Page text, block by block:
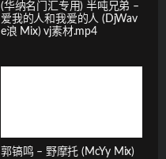
(华纳名门汇专用) 半吨兄弟 –
爱我的人和我爱的人 (DjWav
e浪 Mix) vj素材.mp4
郭镐鸣 – 野摩托 (McYy Mix)